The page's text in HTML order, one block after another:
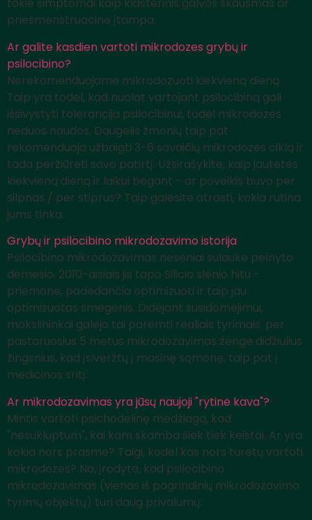
tokie simptomai kaip klasterinis galvos skausmas ar
priešmenstruacinė įtampa.
Ar galite kasdien vartoti mikrodozes grybų ir
psilocibino?
Nerekomenduojame mikrodozuoti kiekvieną dieną.
Taip yra todėl, kad nuolat vartojant psilocibiną gali
išsivystyti tolerancija psilocibinui, todėl mikrodozės
neduos naudos. Daugelis žmonių taip pat
rekomenduoja užbaigti 3-6 savaičių mikrodozės ciklą ir
tada peržiūrėti savo patirtį. Užsirašykite, kaip jautėtės
kiekvieną dieną ir laikui bėgant - ar poveikis buvo per
silpnas / per stiprus? Taip galėsite atrasti, kokia rutina
jums tinka.
Grybų ir psilocibino mikrodozavimo istorija
Psilocibino mikrodozavimas neseniai sulaukė pelnyto
dėmesio. 2010-aisiais jis tapo Silicio slėnio hitu -
priemone, padedančia optimizuoti ir taip jau
optimizuotas smegenis. Didėjant susidomėjimui,
mokslininkai galėjo tai paremti realiais tyrimais. per
pastaruosius 5 metus mikrodozavimas žengė didžiulius
žingsnius, kad įsiveržtų į masinę sąmonę, taip pat į
medicinos sritį.
Ar mikrodozavimas yra jūsų naujoji "rytinė kava"?
Mintis vartoti psichodelinę medžiagą, kad
"nesukluptum", kai kam skamba šiek tiek keistai. Ar yra
kokia nors prasmė? Taigi, kodėl kas nors turėtų vartoti
mikrodozes? Na, įrodyta, kad psilocibino
mikrodozavimas (vienas iš pagrindinių mikrodozavimo
tyrimų objektų) turi daug privalumų: